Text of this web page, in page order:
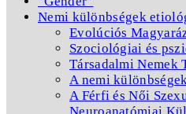
Nemi különbségek
Evolúciós
Szociológiai és
Társadalmi Nemek
A nemi
A Férfi és Női